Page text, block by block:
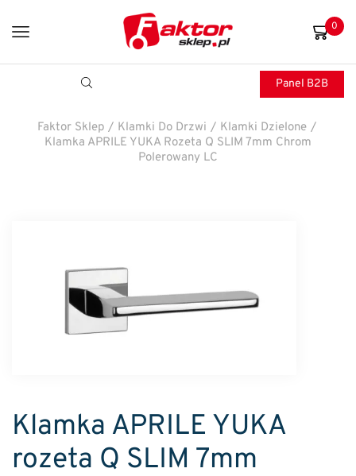
0
Panel B2B
Faktor Sklep / Klamki Do Drzwi / Klamki Dzielone /
Klamka APRILE YUKA Rozeta Q SLIM 7mm Chrom
Polerowany LC
Klamka APRILE YUKA
rozeta Q SLIM 7mm